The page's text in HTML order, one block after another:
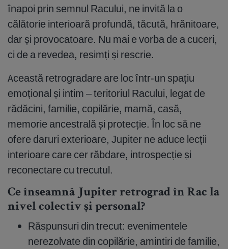
înapoi prin semnul Racului, ne invită la o
călătorie interioară profundă, tăcută, hrănitoare,
dar și provocatoare. Nu mai e vorba de a cuceri,
ci de a revedea, resimți și rescrie.
Această retrogradare are loc într-un spațiu
emoțional și intim – teritoriul Racului, legat de
rădăcini, familie, copilărie, mamă, casă,
memorie ancestrală și protecție. În loc să ne
ofere daruri exterioare, Jupiter ne aduce lecții
interioare care cer răbdare, introspecție și
reconectare cu trecutul.
Ce înseamnă Jupiter retrograd în Rac la
nivel colectiv și personal?
Răspunsuri din trecut: evenimentele
nerezolvate din copilărie, amintiri de familie,